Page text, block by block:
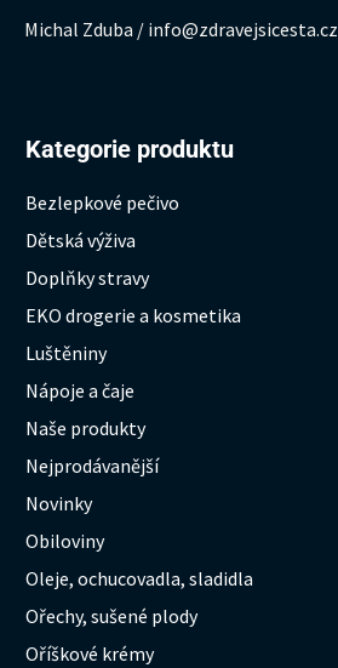
Michal Zduba / info@zdravejsicesta.cz
Kategorie produktu
Bezlepkové pečivo
Dětská výživa
Doplňky stravy
EKO drogerie a kosmetika
Luštěniny
Nápoje a čaje
Naše produkty
Nejprodávanější
Novinky
Obiloviny
Oleje, ochucovadla, sladidla
Ořechy, sušené plody
Oříškové krémy